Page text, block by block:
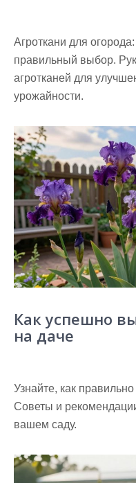
Агроткани для
правильный выбор.
агротканей для
урожайности.
Как успешно
на даче
Узнайте, как
Советы и
вашем саду.